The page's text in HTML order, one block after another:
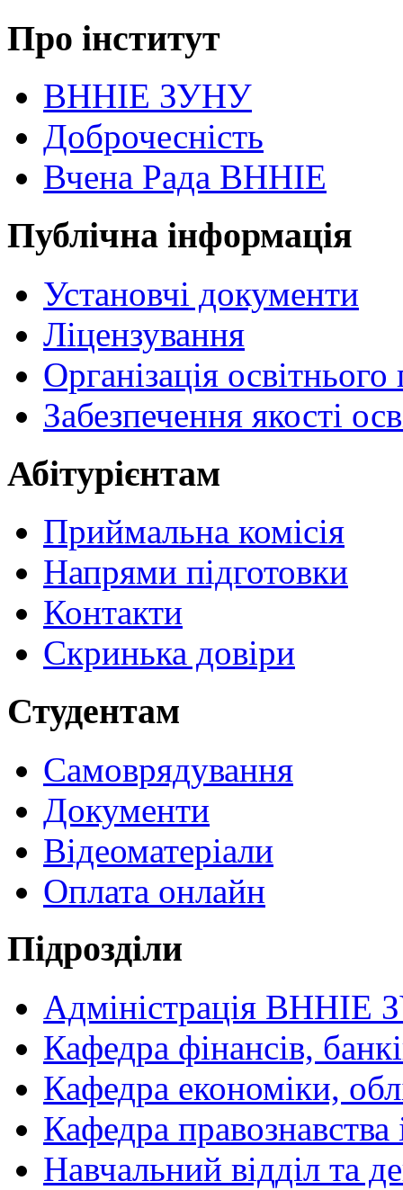
Про інститут
ВННІЕ ЗУНУ
Доброчесність
Вчена Рада ВННІЕ
Публічна інформація
Установчі документи
Ліцензування
Організація
Забезпечення якості
Абітурієнтам
Приймальна комісія
Напрями підготовки
Контакти
Скринька довіри
Студентам
Самоврядування
Документи
Відеоматеріали
Оплата онлайн
Підрозділи
Адміністрація ВННІЕ
Кафедра фінансів,
Кафедра економіки,
Кафедра
Навчальний відділ та